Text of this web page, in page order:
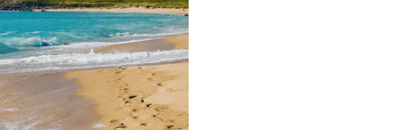
nahor a nadol alebo ich preskúmať pomocou dotykových gest či potiahnutia prstom.